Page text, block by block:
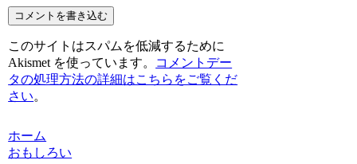
コメントを書き込む
このサイトはスパムを低減するために
Akismet を使っています。
コメントデー
タの処理方法の詳細はこちらをご覧くだ
さい。
ホーム
おもしろい